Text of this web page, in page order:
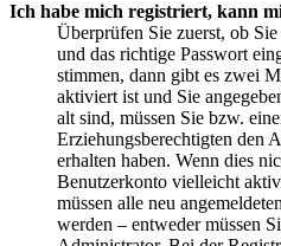
Ich habe mich registriert, kann
Überprüfen Sie zuerst, ob
und das richtige Passwort
stimmen, dann gibt es zwei
aktiviert ist und Sie
alt sind, müssen Sie bzw.
Erziehungsberechtigten den
erhalten haben. Wenn dies
Benutzerkonto vielleicht
müssen alle neu
werden – entweder müssen